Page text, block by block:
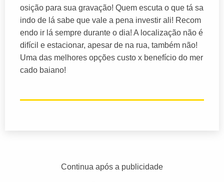
osição para sua gravação! Quem escuta o que tá sa
indo de lá sabe que vale a pena investir ali! Recom
endo ir lá sempre durante o dia! A localização não é
difícil e estacionar, apesar de na rua, também não!
Uma das melhores opções custo x benefício do mer
cado baiano!
Continua após a publicidade